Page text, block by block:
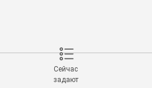
Сейчас
задают